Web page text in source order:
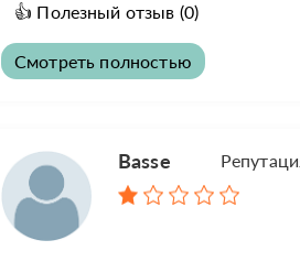
👍 Полезный отзыв (0)
Смотреть полностью
Basse